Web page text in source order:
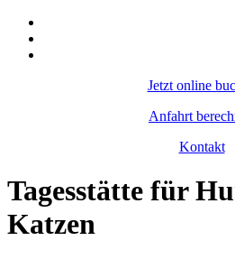
Jetzt online
Anfahrt
Kontakt
Tagesstätte für
Katzen